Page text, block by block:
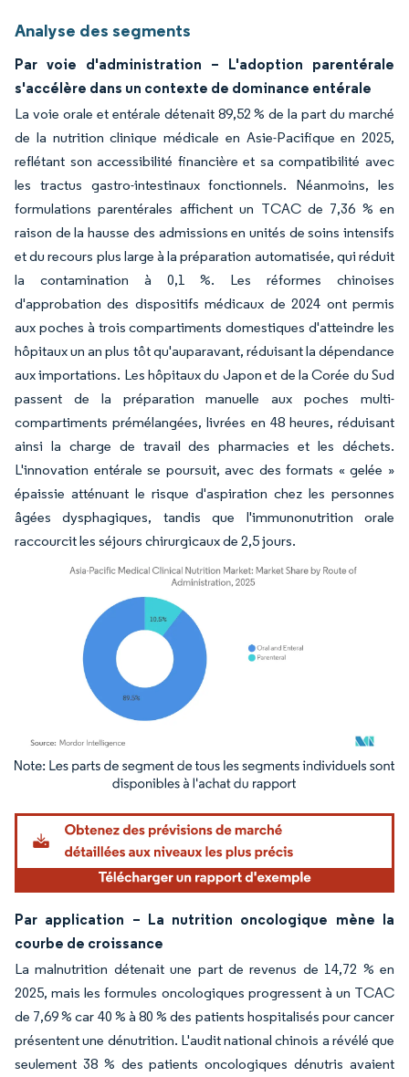
Analyse des segments
Par voie d'administration – L'adoption parentérale
s'accélère dans un contexte de dominance entérale
La voie orale et entérale détenait 89,52 % de la part du marché
de la nutrition clinique médicale en Asie-Pacifique en 2025,
reflétant son accessibilité financière et sa compatibilité avec
les tractus gastro-intestinaux fonctionnels. Néanmoins, les
formulations parentérales affichent un TCAC de 7,36 % en
raison de la hausse des admissions en unités de soins intensifs
et du recours plus large à la préparation automatisée, qui réduit
la contamination à 0,1 %. Les réformes chinoises
d'approbation des dispositifs médicaux de 2024 ont permis
aux poches à trois compartiments domestiques d'atteindre les
hôpitaux un an plus tôt qu'auparavant, réduisant la dépendance
aux importations. Les hôpitaux du Japon et de la Corée du Sud
passent de la préparation manuelle aux poches multi-
compartiments prémélangées, livrées en 48 heures, réduisant
ainsi la charge de travail des pharmacies et les déchets.
L'innovation entérale se poursuit, avec des formats « gelée »
épaissie atténuant le risque d'aspiration chez les personnes
âgées dysphagiques, tandis que l'immunonutrition orale
raccourcit les séjours chirurgicaux de 2,5 jours.
Image © Mordor Intelligence. La réutilisation nécessite une attribution sous CC BY
Par application – La nutrition oncologique mène la
courbe de croissance
La malnutrition détenait une part de revenus de 14,72 % en
2025, mais les formules oncologiques progressent à un TCAC
de 7,69 % car 40 % à 80 % des patients hospitalisés pour cancer
présentent une dénutrition. L'audit national chinois a révélé que
seulement 38 % des patients oncologiques dénutris avaient